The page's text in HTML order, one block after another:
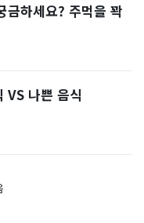
금하세요? 주먹을 꽉
VS 나쁜 음식